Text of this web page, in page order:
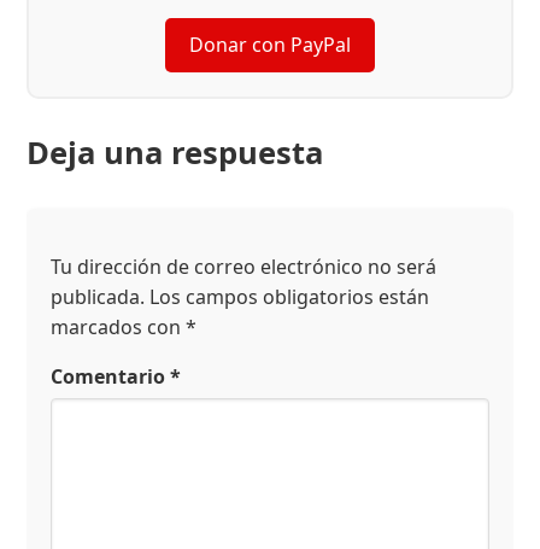
Donar con PayPal
Deja una respuesta
Tu dirección de correo electrónico no será
publicada. Los campos obligatorios están
marcados con*
Comentario*